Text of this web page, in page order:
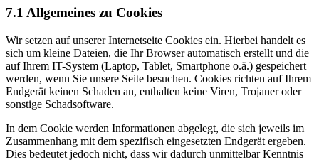
7.1 Allgemeines zu Cookies
Wir setzen auf unserer Internetseite Cookies ein. Hierbei handelt es
sich um kleine Dateien, die Ihr Browser automatisch erstellt und die
auf Ihrem IT-System (Laptop, Tablet, Smartphone o.ä.) gespeichert
werden, wenn Sie unsere Seite besuchen. Cookies richten auf Ihrem
Endgerät keinen Schaden an, enthalten keine Viren, Trojaner oder
sonstige Schadsoftware.
In dem Cookie werden Informationen abgelegt, die sich jeweils im
Zusammenhang mit dem spezifisch eingesetzten Endgerät ergeben.
Dies bedeutet jedoch nicht, dass wir dadurch unmittelbar Kenntnis